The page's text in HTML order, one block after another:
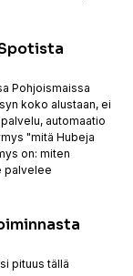
Pohjoismaissa
koko alustaan, ei
automaatio
"mitä Hubeja
on: miten
palvelee
pituus tällä